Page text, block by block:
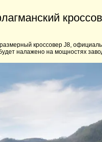
кроссовер J8,
налажено на мощностях